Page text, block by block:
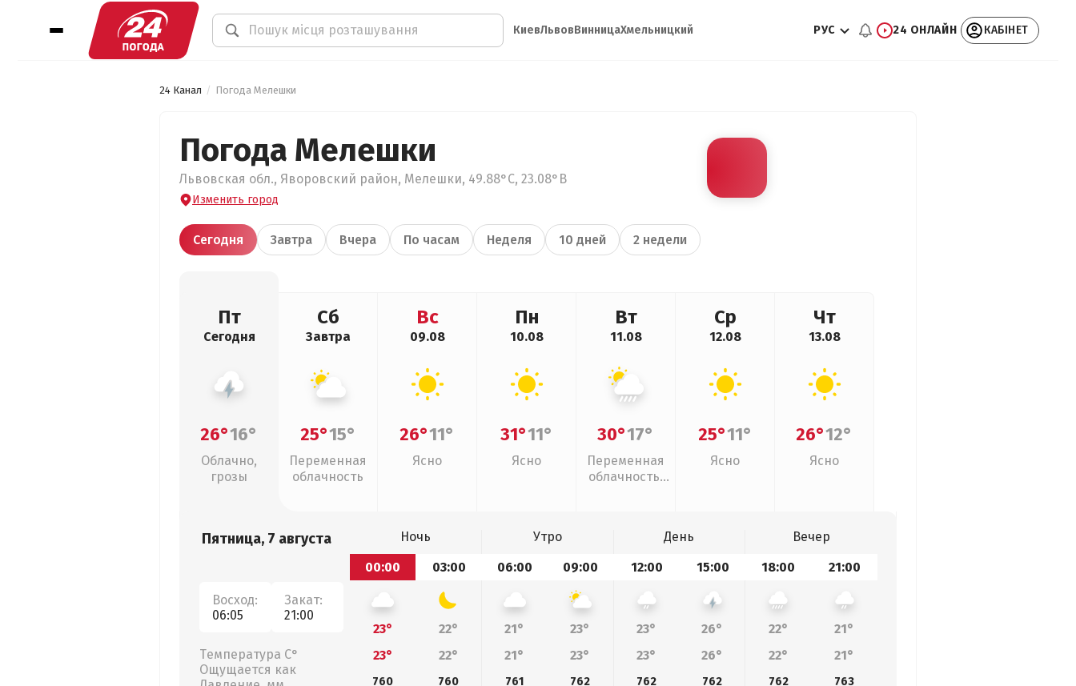
КиевЛьвовВинницаХмельницкий РУС 24 ОНЛАЙН КАБІНЕТ
24 Канал Погода Мелешки
Погода Мелешки
Львовская обл., Яворовский район, Мелешки, 49.88°С, 23.08°В
Изменить город
Сегодня Завтра Вчера По часам Неделя 10 дней 2 недели
Пт
Сегодня
26°16°
Облачно,
грозы
Сб
Завтра
25°15°
Переменная
облачность
Вс
09.08
26°11°
Ясно
Пн
10.08
31°11°
Ясно
Вт
11.08
30°17°
Переменная
облачность,
Ср
12.08
25°11°
Ясно
Чт
13.08
26°12°
Ясно
Пятница, 7 августа
Восход:
06:05
Закат:
21:00
Температура С°
Ощущается как
Ночь Утро День
Вечер
00:00
03:00 06:00 09:00 12:00 15:00 18:00 21:00
23° 22° 21° 23° 23° 26° 22°
21°
23°
22° 21° 23° 23° 26° 22° 21°
760 760 761 762 762 762 762
763